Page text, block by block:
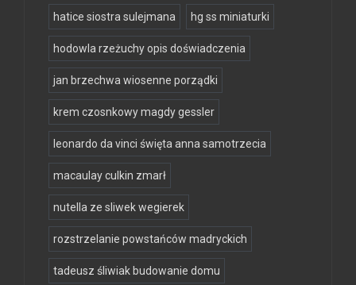
hatice siostra sulejmana hg ss miniaturki
hodowla rzeżuchy opis doświadczenia
jan brzechwa wiosenne porządki
krem czosnkowy magdy gessler
leonardo da vinci święta anna samotrzecia
macaulay culkin zmarł
nutella ze sliwek wegierek
rozstrzelanie powstańców madryckich
tadeusz śliwiak budowanie domu